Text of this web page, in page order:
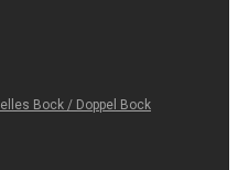
Bock / Doppel Bock